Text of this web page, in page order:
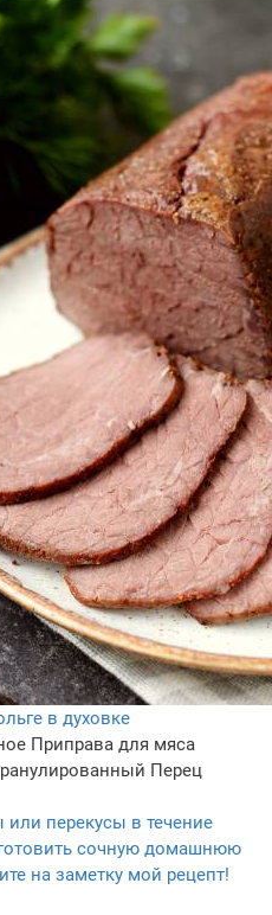
в духовке
Приправа для мяса
Перец
перекусы в течение
сочную домашнюю
на заметку мой рецепт!